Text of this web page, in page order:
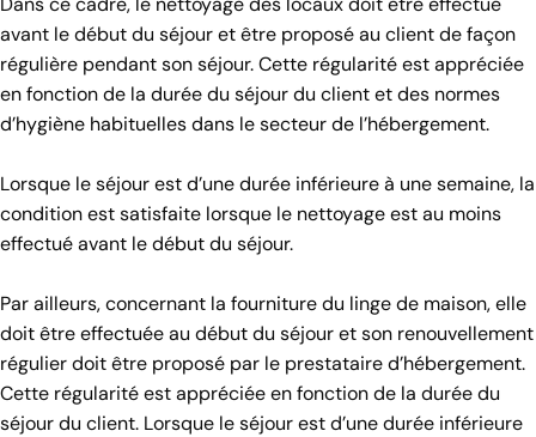
avant le début du séjour et être proposé au client de façon
régulière pendant son séjour. Cette régularité est appréciée
en fonction de la durée du séjour du client et des normes
d’hygiène habituelles dans le secteur de l’hébergement.
Lorsque le séjour est d’une durée inférieure à une semaine, la
condition est satisfaite lorsque le nettoyage est au moins
effectué avant le début du séjour.
Par ailleurs, concernant la fourniture du linge de maison, elle
doit être effectuée au début du séjour et son renouvellement
régulier doit être proposé par le prestataire d’hébergement.
Cette régularité est appréciée en fonction de la durée du
séjour du client. Lorsque le séjour est d’une durée inférieure